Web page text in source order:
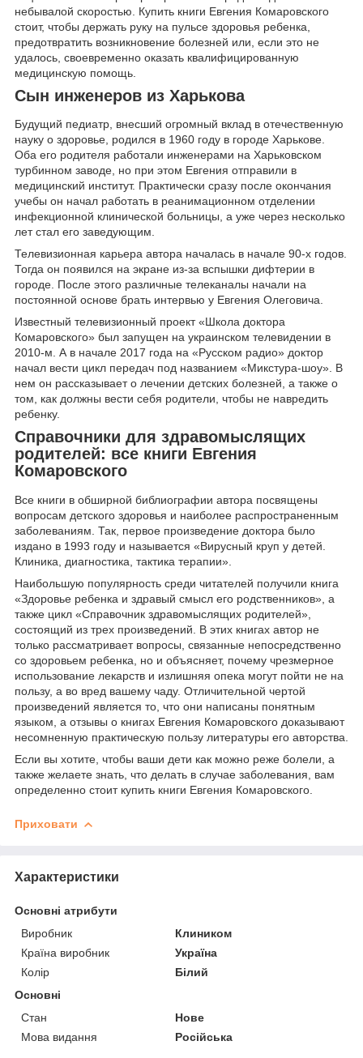
небывалой скоростью. Купить книги Евгения Комаровского
стоит, чтобы держать руку на пульсе здоровья ребенка,
предотвратить возникновение болезней или, если это не
удалось, своевременно оказать квалифицированную
медицинскую помощь.
Сын инженеров из Харькова
Будущий педиатр, внесший огромный вклад в отечественную
науку о здоровье, родился в 1960 году в городе Харькове.
Оба его родителя работали инженерами на Харьковском
турбинном заводе, но при этом Евгения отправили в
медицинский институт. Практически сразу после окончания
учебы он начал работать в реанимационном отделении
инфекционной клинической больницы, а уже через несколько
лет стал его заведующим.
Телевизионная карьера автора началась в начале 90-х годов.
Тогда он появился на экране из-за вспышки дифтерии в
городе. После этого различные телеканалы начали на
постоянной основе брать интервью у Евгения Олеговича.
Известный телевизионный проект «Школа доктора
Комаровского» был запущен на украинском телевидении в
2010-м. А в начале 2017 года на «Русском радио» доктор
начал вести цикл передач под названием «Микстура-шоу». В
нем он рассказывает о лечении детских болезней, а также о
том, как должны вести себя родители, чтобы не навредить
ребенку.
Справочники для здравомыслящих
родителей: все книги Евгения
Комаровского
Все книги в обширной библиографии автора посвящены
вопросам детского здоровья и наиболее распространенным
заболеваниям. Так, первое произведение доктора было
издано в 1993 году и называется «Вирусный круп у детей.
Клиника, диагностика, тактика терапии».
Наибольшую популярность среди читателей получили книга
«Здоровье ребенка и здравый смысл его родственников», а
также цикл «Справочник здравомыслящих родителей»,
состоящий из трех произведений. В этих книгах автор не
только рассматривает вопросы, связанные непосредственно
со здоровьем ребенка, но и объясняет, почему чрезмерное
использование лекарств и излишняя опека могут пойти не на
пользу, а во вред вашему чаду. Отличительной чертой
произведений является то, что они написаны понятным
языком, а отзывы о книгах Евгения Комаровского доказывают
несомненную практическую пользу литературы его авторства.
Если вы хотите, чтобы ваши дети как можно реже болели, а
также желаете знать, что делать в случае заболевания, вам
определенно стоит купить книги Евгения Комаровского.
Приховати
Характеристики
Основні атрибути
Виробник
Клиником
Країна виробник
Україна
Колір
Білий
Основні
Стан
Нове
Мова видання
Російська